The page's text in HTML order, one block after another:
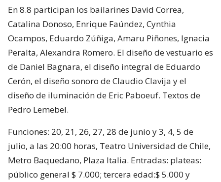
En 8.8 participan los bailarines David Correa,
Catalina Donoso, Enrique Faúndez, Cynthia
Ocampos, Eduardo Zúñiga, Amaru Piñones, Ignacia
Peralta, Alexandra Romero. El diseño de vestuario es
de Daniel Bagnara, el diseño integral de Eduardo
Cerón, el diseño sonoro de Claudio Clavija y el
diseño de iluminación de Eric Paboeuf. Textos de
Pedro Lemebel.
Funciones: 20, 21, 26, 27, 28 de junio y 3, 4, 5 de
julio, a las 20:00 horas, Teatro Universidad de Chile,
Metro Baquedano, Plaza Italia. Entradas: plateas:
público general $ 7.000; tercera edad:$ 5.000 y